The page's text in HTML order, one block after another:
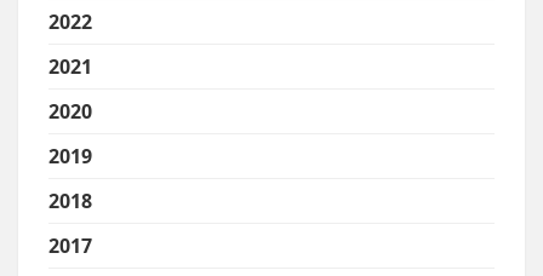
2022
2021
2020
2019
2018
2017